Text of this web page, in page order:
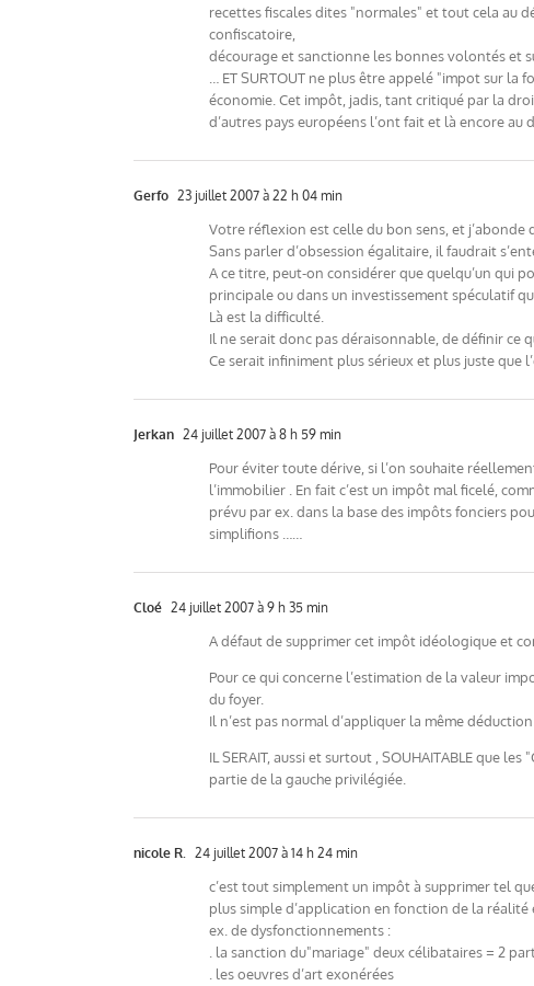
recettes fiscales dites "normales" et tout cela au
confiscatoire,
décourage et sanctionne les bonnes volontés et
… ET SURTOUT ne plus être appelé "impot sur
économie. Cet impôt, jadis, tant critiqué par la
d’autres pays européens l’ont fait et là encore au
Gerfo 23 juillet 2007 à 22 h 04 min
Votre réflexion est celle du bon sens, et j’abonde
Sans parler d’obsession égalitaire, il faudrait
A ce titre, peut-on considérer que quelqu’un qui
principale ou dans un investissement spéculatif
Là est la difficulté.
Il ne serait donc pas déraisonnable, de définir ce
Ce serait infiniment plus sérieux et plus juste que
Jerkan 24 juillet 2007 à 8 h 59 min
Pour éviter toute dérive, si l’on souhaite
l’immobilier . En fait c’est un impôt mal ficelé,
prévu par ex. dans la base des impôts fonciers
simplifions ……
Cloé 24 juillet 2007 à 9 h 35 min
A défaut de supprimer cet impôt idéologique et
Pour ce qui concerne l’estimation de la valeur
du foyer.
Il n’est pas normal d’appliquer la même
IL SERAIT, aussi et surtout , SOUHAITABLE que
partie de la gauche privilégiée.
nicole R. 24 juillet 2007 à 14 h 24 min
c’est tout simplement un impôt à supprimer tel
plus simple d’application en fonction de la réalité
ex. de dysfonctionnements :
. la sanction du"mariage" deux célibataires = 2
. les oeuvres d’art exonérées